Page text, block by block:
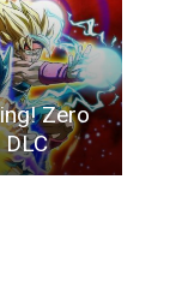
Zero